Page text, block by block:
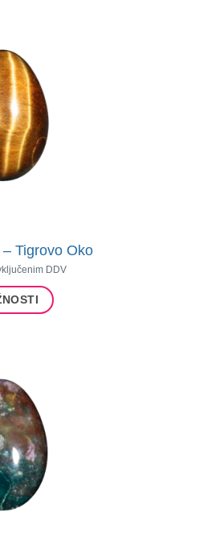
Tigrovo Oko
DDV